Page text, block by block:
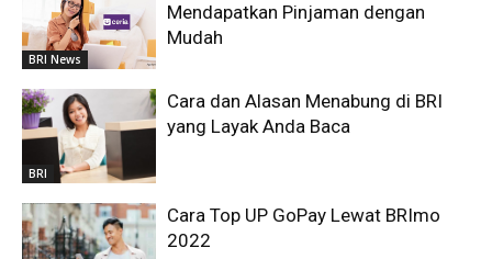
BRI News
Mendapatkan Pinjaman dengan
Mudah
BRI
Cara dan Alasan Menabung di BRI
yang Layak Anda Baca
Cara Top UP GoPay Lewat BRImo
2022